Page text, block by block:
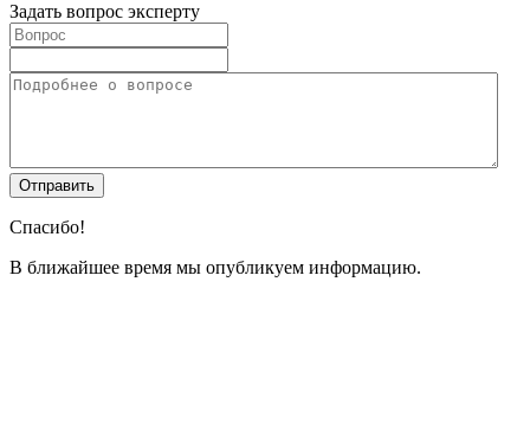
Задать вопрос эксперту
Спасибо!
В ближайшее время мы опубликуем информацию.